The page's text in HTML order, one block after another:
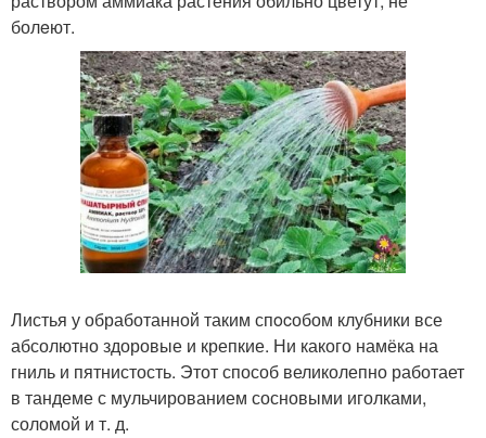
болeют.
Листья у обработанной таким спocобом клубники все
абсолютно здоровые и крепкие. Ни какого намёка на
гниль и пятнистость. Этот способ великолепно работает
в тандеме с мульчированием сосновыми иголками,
соломой и т. д.